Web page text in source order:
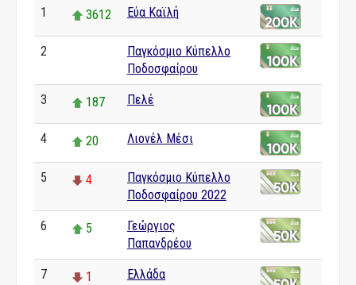
1 3612 Εύα Καϊλή
2
Παγκόσμιο Κύπελλο
Ποδοσφαίρου
3 187 Πελέ
4 20 Λιονέλ Μέσι
5 4
Παγκόσμιο Κύπελλο
Ποδοσφαίρου 2022
6 5
Γεώργιος
Παπανδρέου
7 1 Ελλάδα